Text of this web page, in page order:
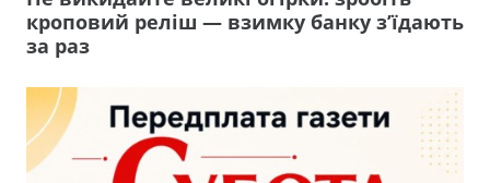
кроповий реліш — взимку банку з’їдають
за раз